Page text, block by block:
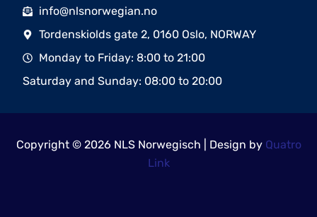
info@nlsnorwegian.no
Tordenskiolds gate 2, 0160 Oslo, NORWAY
Monday to Friday: 8:00 to 21:00
Saturday and Sunday: 08:00 to 20:00
Copyright © 2026 NLS Norwegisch | Design by Quatro
Link